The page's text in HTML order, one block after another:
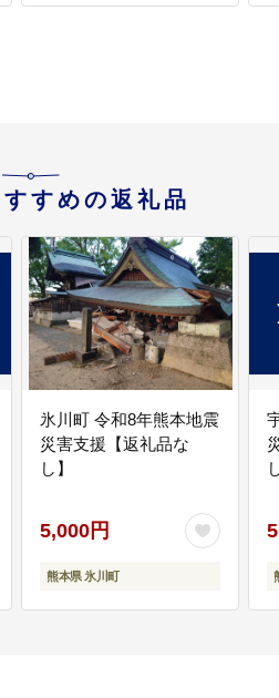
すめの返礼品
氷川町 令和8年熊本地震
災害支援【返礼品な
し】
5,000円
熊本県 氷川町